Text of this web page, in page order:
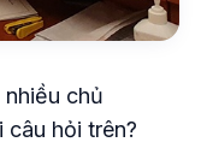
chủ
hỏi trên?